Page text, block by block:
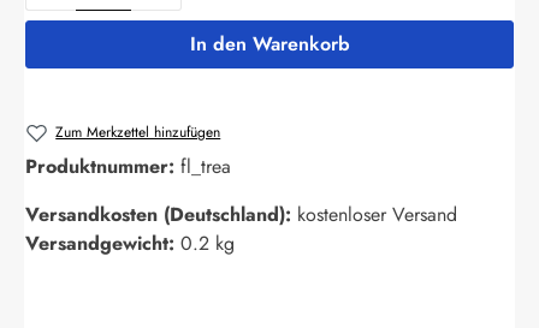
In den Warenkorb
Zum Merkzettel hinzufügen
Produktnummer: fl_trea
Versandkosten (Deutschland): kostenloser Versand
Versandgewicht: 0.2 kg